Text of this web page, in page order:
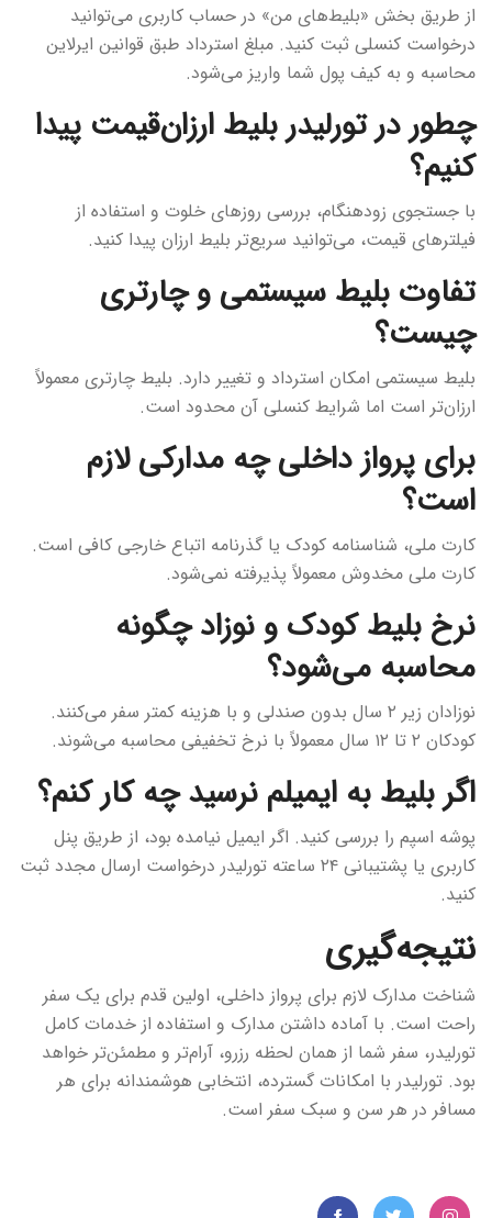
از طریق بخش «بلیط‌های من» در حساب کاربری می‌توانید
درخواست کنسلی ثبت کنید. مبلغ استرداد طبق قوانین ایرلاین
محاسبه و به کیف پول شما واریز می‌شود.
چطور در تورلیدر بلیط ارزان‌قیمت پیدا
کنیم؟
با جستجوی زودهنگام، بررسی روزهای خلوت و استفاده از
فیلترهای قیمت، می‌توانید سریع‌تر بلیط ارزان پیدا کنید.
تفاوت بلیط سیستمی و چارتری
چیست؟
بلیط سیستمی امکان استرداد و تغییر دارد. بلیط چارتری معمولاً
ارزان‌تر است اما شرایط کنسلی آن محدود است.
برای پرواز داخلی چه مدارکی لازم
است؟
کارت ملی، شناسنامه کودک یا گذرنامه اتباع خارجی کافی است.
کارت ملی مخدوش معمولاً پذیرفته نمی‌شود.
نرخ بلیط کودک و نوزاد چگونه
محاسبه می‌شود؟
نوزادان زیر ۲ سال بدون صندلی و با هزینه کمتر سفر می‌کنند.
کودکان ۲ تا ۱۲ سال معمولاً با نرخ تخفیفی محاسبه می‌شوند.
اگر بلیط به ایمیلم نرسید چه کار کنم؟
پوشه اسپم را بررسی کنید. اگر ایمیل نیامده بود، از طریق پنل
کاربری یا پشتیبانی ۲۴ ساعته تورلیدر درخواست ارسال مجدد ثبت
کنید.
نتیجه‌گیری
شناخت مدارک لازم برای پرواز داخلی، اولین قدم برای یک سفر
راحت است. با آماده داشتن مدارک و استفاده از خدمات کامل
تورلیدر، سفر شما از همان لحظه رزرو، آرام‌تر و مطمئن‌تر خواهد
بود. تورلیدر با امکانات گسترده، انتخابی هوشمندانه برای هر
مسافر در هر سن و سبک سفر است.